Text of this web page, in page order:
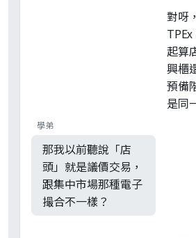
對呀
起算
興櫃
預備
是同
學弟
那我以前聽說「店
頭」就是議價交易，
跟集中市場那種電子
撮合不一樣？